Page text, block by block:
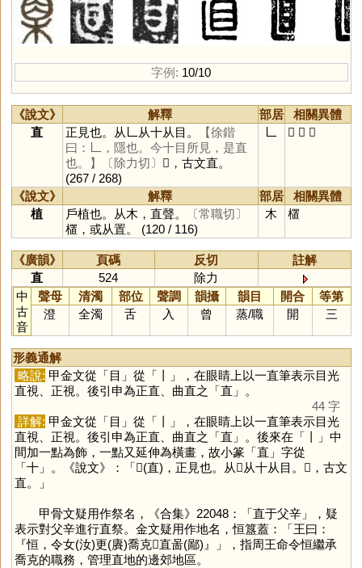
字例: 10/10
《說文》 解釋 部居
相關異體
直
正見也。从𠃊从十从目。
【徐鍇
曰：𠃊，隱也。今十目所見，是直
也。】
〔除力切〕
𣖇，古文直。
(267 / 268)
𠃊 𥄂 𣖇 植
《說文》 解釋 部居
相關異體
植
戶植也。从木，直聲。
〔常職切〕
㯰，或从置。 (120 / 116)
木 㯰
《廣韻》 頁碼 反切
註解
直
524
除力
中
古
音
聲母 清濁 部位 聲調 韻攝 韻目 開合
等第
澄
全濁 舌 入 曾 蒸/職 開 三
形義通解
略說: 甲金文從「目 」從「
」，在眼睛上以一直筆表示目光
直視、正視。後引申為正直、曲直之「直 」。
44 字
詳解: 甲金文從「目 」從「
」，在眼睛上以一直筆表示目光
直視、正視。後引申為正直、曲直之「直 」。後來在「
」中
間加一點為飾，一點又延伸為橫畫，故小篆「直 」字從
「十」。《說文》：「𥄂(直)，正見也。从𠃊从十从目。𣖇，古文
直。」
甲骨文疑用作祭名，《合集》22048：「直于父辛」，疑
表示對父辛進行直祭。金文疑用作地名，恒簋蓋：「王曰：
『恒，令女(汝)更(賡)喬克𤔲直啚(鄙)』」，指周王命令恒繼承
喬克的職務，管理直地的邊郊地區。